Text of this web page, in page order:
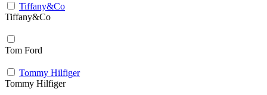
Tiffany&Co
Tiffany&Co
Tom Ford
Tommy Hilfiger
Tommy Hilfiger